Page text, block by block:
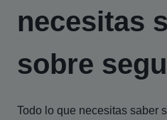
necesitas
sobre
Todo lo que necesitas saber